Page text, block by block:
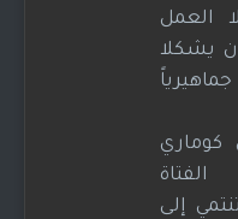
العمل
يشكلا
كوماري
الفتاة
إلى